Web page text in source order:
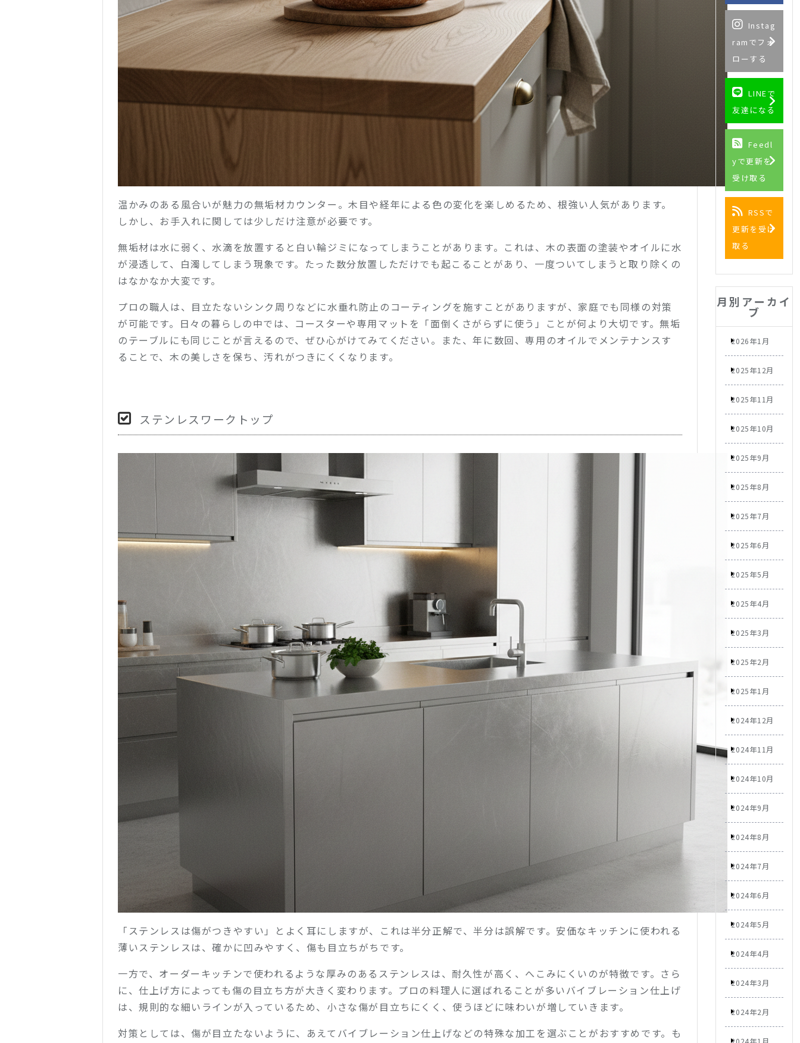
温かみのある風合いが魅力の無垢材カウンター。木目や経年による色の変化を楽しめるため、根強い人気があります。
しかし、お手入れに関しては少しだけ注意が必要です。
無垢材は水に弱く、水滴を放置すると白い輪ジミになってしまうことがあります。これは、木の表面の塗装やオイルに水
が浸透して、白濁してしまう現象です。たった数分放置しただけでも起こることがあり、一度ついてしまうと取り除くの
はなかなか大変です。
プロの職人は、目立たないシンク周りなどに水垂れ防止のコーティングを施すことがありますが、家庭でも同様の対策
が可能です。日々の暮らしの中では、コースターや専用マットを「面倒くさがらずに使う」ことが何より大切です。無垢
のテーブルにも同じことが言えるので、ぜひ心がけてみてください。また、年に数回、専用のオイルでメンテナンスす
ることで、木の美しさを保ち、汚れがつきにくくなります。
ステンレスワークトップ
「ステンレスは傷がつきやすい」とよく耳にしますが、これは半分正解で、半分は誤解です。安価なキッチンに使われる
薄いステンレスは、確かに凹みやすく、傷も目立ちがちです。
一方で、オーダーキッチンで使われるような厚みのあるステンレスは、耐久性が高く、へこみにくいのが特徴です。さら
に、仕上げ方によっても傷の目立ち方が大きく変わります。プロの料理人に選ばれることが多いバイブレーション仕上げ
は、規則的な細いラインが入っているため、小さな傷が目立ちにくく、使うほどに味わいが増していきます。
対策としては、傷が目立たないように、あえてバイブレーション仕上げなどの特殊な加工を選ぶことがおすすめです。も
Instag
ramでフォ
ローする
LINEで
友達になる
Feedl
yで更新を
受け取る
RSSで
更新を受け
取る
月別アーカイ
ブ
2026年1月
2025年12月
2025年11月
2025年10月
2025年9月
2025年8月
2025年7月
2025年6月
2025年5月
2025年4月
2025年3月
2025年2月
2025年1月
2024年12月
2024年11月
2024年10月
2024年9月
2024年8月
2024年7月
2024年6月
2024年5月
2024年4月
2024年3月
2024年2月
2024年1月